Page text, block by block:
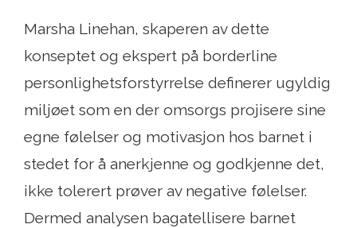
Marsha Linehan, skaperen av dette
konseptet og ekspert på borderline
personlighetsforstyrrelse definerer ugyldig
miljøet som en der omsorgs projisere sine
egne følelser og motivasjon hos barnet i
stedet for å anerkjenne og godkjenne det,
ikke tolerert prøver av negative følelser.
Dermed analysen bagatellisere barnet